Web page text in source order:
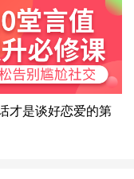
41分钟前
面咨询，已获得专属情感
3分钟前
才是谈好恋爱的第